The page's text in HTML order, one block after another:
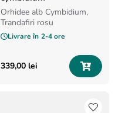
Orhidee alb Cymbidium,
Trandafiri rosu
Livrare în 2-4 ore
339,00 lei